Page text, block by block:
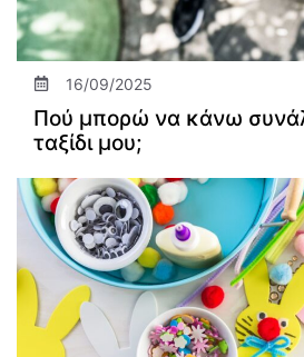
16/09/2025
Πού μπορώ να κάνω
ταξίδι μου;